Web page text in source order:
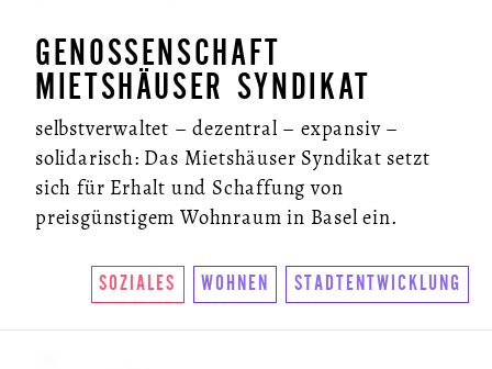
GENOSSENSCHAFT
MIETSHÄUSER SYNDIKAT
selbstverwaltet – dezentral – expansiv –
solidarisch: Das Mietshäuser Syndikat setzt
sich für Erhalt und Schaffung von
preisgünstigem Wohnraum in Basel ein.
SOZIALES WOHNEN STADTENTWICKLUNG